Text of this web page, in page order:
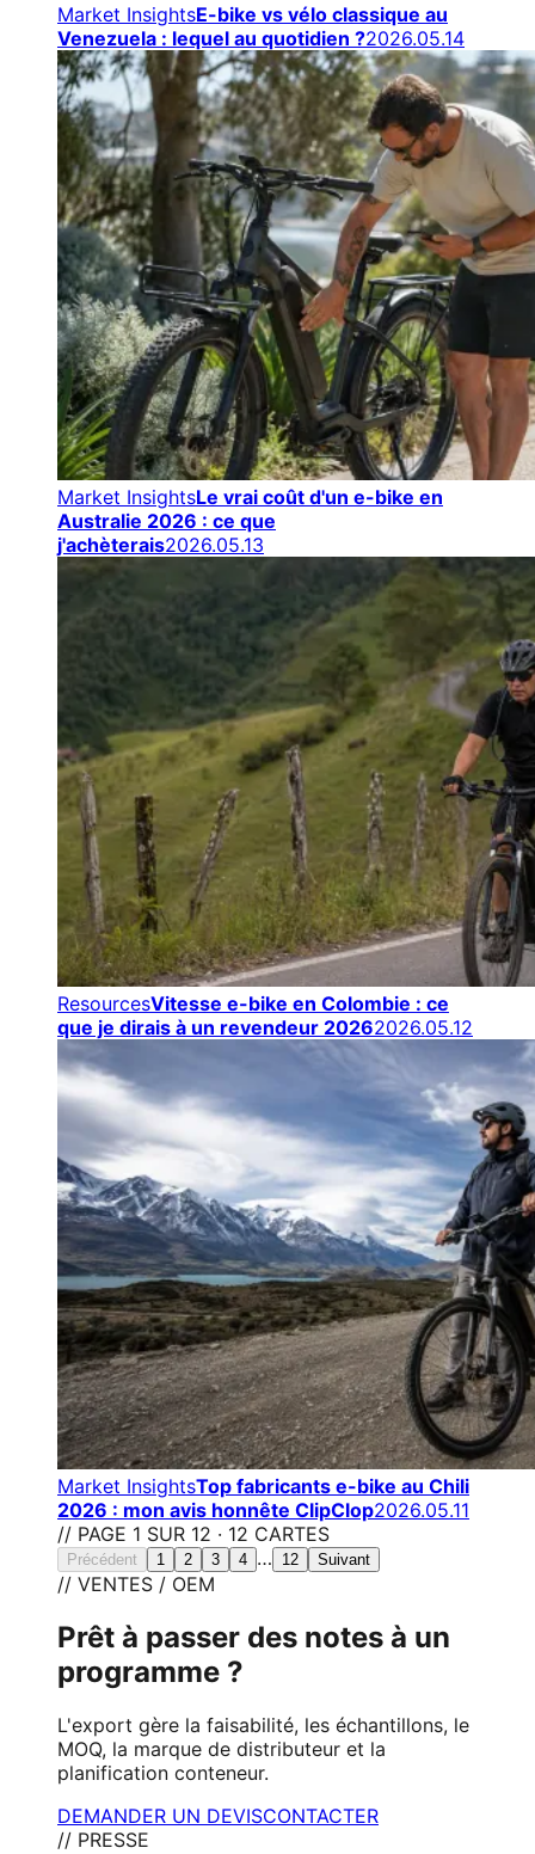
Market InsightsE-bike vs vélo classique au
Venezuela : lequel au quotidien ?2026.05.14
Market InsightsLe vrai coût d'un e-bike en
Australie 2026 : ce que
j'achèterais2026.05.13
ResourcesVitesse e-bike en Colombie : ce
que je dirais à un revendeur 20262026.05.12
Market InsightsTop fabricants e-bike au Chili
2026 : mon avis honnête ClipClop2026.05.11
// PAGE 1 SUR 12 · 12 CARTES
Précédent 1 2 3 4 … 12 Suivant
// VENTES / OEM
Prêt à passer des notes à un
programme ?
L'export gère la faisabilité, les échantillons, le
MOQ, la marque de distributeur et la
planification conteneur.
DEMANDER UN DEVISCONTACTER
// PRESSE